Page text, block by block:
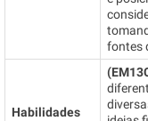
fontes
Habilidades